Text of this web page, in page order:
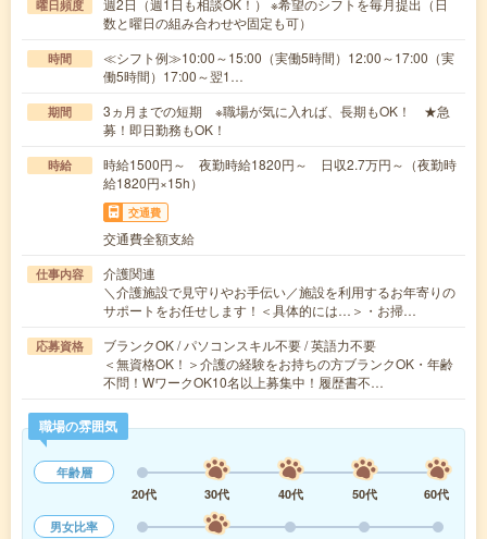
曜日頻度
週2日（週1日も相談OK！） ※希望のシフトを毎月提出（日
数と曜日の組み合わせや固定も可）
時間
≪シフト例≫10:00～15:00（実働5時間）12:00～17:00（実
働5時間）17:00～翌1…
期間
3ヵ月までの短期 ※職場が気に入れば、長期もOK！ ★急
募！即日勤務もOK！
時給
時給1500円～ 夜勤時給1820円～ 日収2.7万円～（夜勤時
給1820円×15h）
交通費
交通費全額支給
仕事内容
介護関連
＼介護施設で見守りやお手伝い／施設を利用するお年寄りの
サポートをお任せします！＜具体的には…＞・お掃…
応募資格
ブランクOK / パソコンスキル不要 / 英語力不要
＜無資格OK！＞介護の経験をお持ちの方ブランクOK・年齢
不問！WワークOK10名以上募集中！履歴書不…
職場の雰囲気
年齢層
20代
30代 40代 50代
60代
男女比率